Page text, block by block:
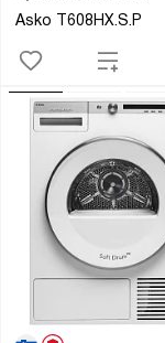
Asko T608HX.S.P